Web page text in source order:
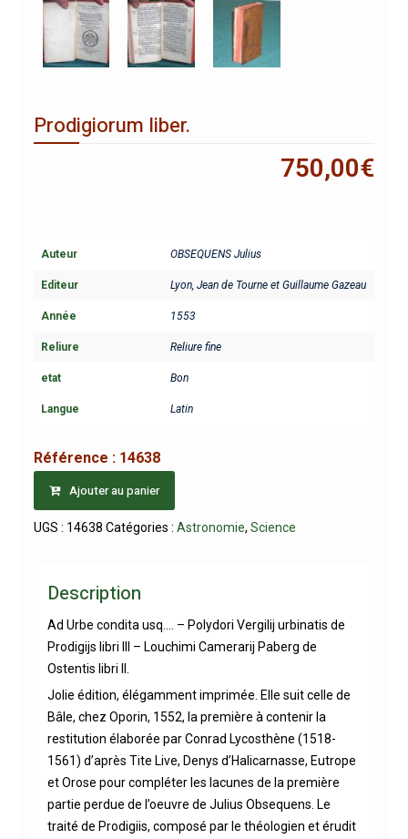
Prodigiorum liber.
750,00€
Auteur OBSEQUENS Julius
Editeur Lyon, Jean de Tourne et Guillaume Gazeau
Année 1553
Reliure Reliure fine
etat Bon
Langue Latin
Référence : 14638
Ajouter au panier
UGS : 14638 Catégories : Astronomie, Science
Description
Ad Urbe condita usq…. – Polydori Vergilij urbinatis de
Prodigijs libri III – Louchimi Camerarij Paberg de
Ostentis libri II.
Jolie édition, élégamment imprimée. Elle suit celle de
Bâle, chez Oporin, 1552, la première à contenir la
restitution élaborée par Conrad Lycosthène (1518-
1561) d’après Tite Live, Denys d’Halicarnasse, Eutrope
et Orose pour compléter les lacunes de la première
partie perdue de l’oeuvre de Julius Obsequens. Le
traité de Prodigiis, composé par le théologien et érudit